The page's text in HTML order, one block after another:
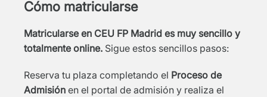
Cómo matricularse
Matricularse en CEU FP Madrid es muy sencillo y
totalmente online. Sigue estos sencillos pasos:
Reserva tu plaza completando el Proceso de
Admisión en el portal de admisión y realiza el